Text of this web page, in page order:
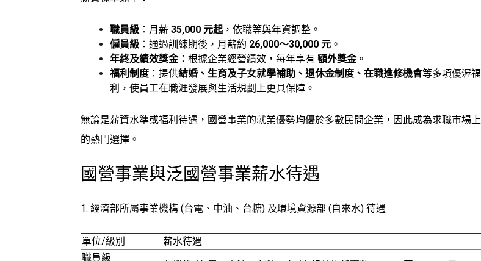
職員級 ：月薪 35,000 元起，依職等與年資調整。
僱員級 ：通過訓練期後，月薪約 26,000～30,000 元 。
年終及績效獎金：根據企業經營績效，每年享有 額外獎金。
福利制度 ：提供結婚、生育及子女就學補助、退休金制度、在職進修機會等多項優渥福
利，使員工在職涯發展與生活規劃上更具保障。
無論是薪資水準或福利待遇，國營事業的就業優勢均優於多數民間企業，因此成為求職市場上
的熱門選擇。
國營事業與泛國營事業薪水待遇
1. 經濟部所屬事業機構 (台電、中油、台糖) 及環境資源部 (自來水) 待遇
單位/級別
薪水待遇
職員級